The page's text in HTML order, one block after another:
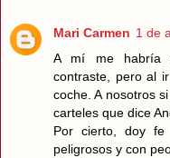
Mari Carmen 1 de
A mí me habría
contraste, pero al
coche. A nosotros
carteles que dice
Por cierto, doy
peligrosos y con